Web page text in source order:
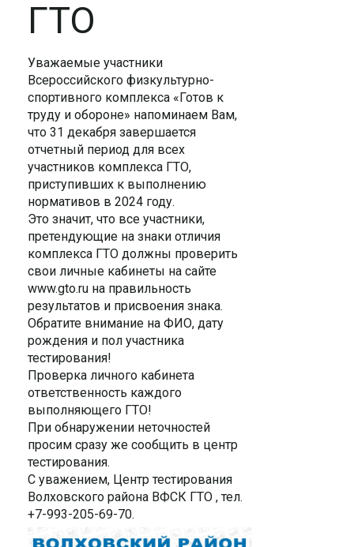
ГТО
Уважаемые участники
Всероссийского физкультурно-
спортивного комплекса «Готов к
труду и обороне» напоминаем Вам,
что 31 декабря завершается
отчетный период для всех
участников комплекса ГТО,
приступивших к выполнению
нормативов в 2024 году.
Это значит, что все участники,
претендующие на знаки отличия
комплекса ГТО должны проверить
свои личные кабинеты на сайте
www.gto.ru на правильность
результатов и присвоения знака.
Обратите внимание на ФИО, дату
рождения и пол участника
тестирования!
Проверка личного кабинета
ответственность каждого
выполняющего ГТО!
При обнаружении неточностей
просим сразу же сообщить в центр
тестирования.
С уважением, Центр тестирования
Волховского района ВФСК ГТО , тел.
+7-993-205-69-70.